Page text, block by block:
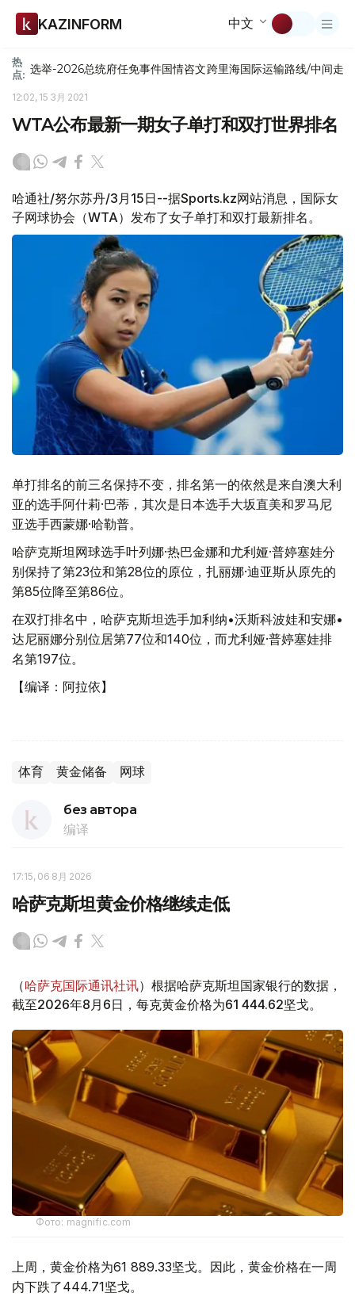
KAZINFORM 中文
热
点: 选举-2026总统府任免事件国情咨文跨里海国际运输路线/中间走廊
12:02, 15 3月 2021
WTA公布最新一期女子单打和双打世界排名
哈通社/努尔苏丹/3月15日--据Sports.kz网站消息，国际女
子网球协会（WTA）发布了女子单打和双打最新排名。
单打排名的前三名保持不变，排名第一的依然是来自澳大利
亚的选手阿什莉·巴蒂，其次是日本选手大坂直美和罗马尼
亚选手西蒙娜·哈勒普。
哈萨克斯坦网球选手叶列娜·热巴金娜和尤利娅·普婷塞娃分
别保持了第23位和第28位的原位，扎丽娜·迪亚斯从原先的
第85位降至第86位。
在双打排名中，哈萨克斯坦选手加利纳•沃斯科波娃和安娜•
达尼丽娜分别位居第77位和140位，而尤利娅·普婷塞娃排
名第197位。
【编译：阿拉依】
体育 黄金储备 网球
без автора
编译
17:15, 06 8月 2026
哈萨克斯坦黄金价格继续走低
（哈萨克国际通讯社讯）根据哈萨克斯坦国家银行的数据，
截至2026年8月6日，每克黄金价格为61 444.62坚戈。
Фото: magnific.com
上周，黄金价格为61 889.33坚戈。因此，黄金价格在一周
内下跌了444.71坚戈。